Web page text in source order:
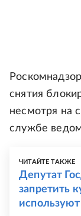
снятия
несмотря на
службе
ЧИТАЙТЕ ТАКЖЕ
Депутат
запретить